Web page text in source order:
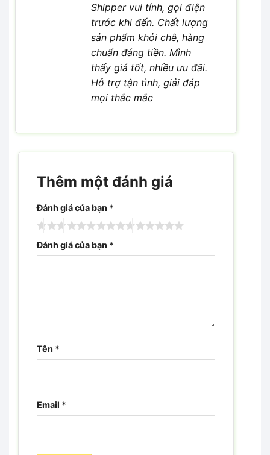
Shipper vui tính, gọi điện
trước khi đến. Chất lượng
sản phẩm khỏi chê, hàng
chuẩn đáng tiền. Mình
thấy giá tốt, nhiều ưu đãi.
Hỗ trợ tận tình, giải đáp
mọi thắc mắc
Thêm một đánh giá
Đánh giá của bạn *
Đánh giá của bạn *
Tên *
Email *